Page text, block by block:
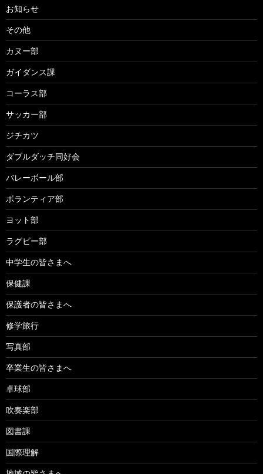
お知らせ
その他
カヌー部
ガイダンス課
コーラス部
サッカー部
ジチカツ
ダブルダッチ同好会
バレーボール部
ボランティア部
ヨット部
ラグビー部
中学生の皆さまへ
保健課
保護者の皆さまへ
修学旅行
写真部
卒業生の皆さまへ
卓球部
吹奏楽部
図書課
国際理解